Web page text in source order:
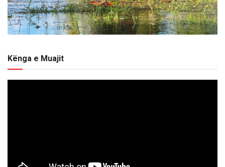
Kënga e Muajit